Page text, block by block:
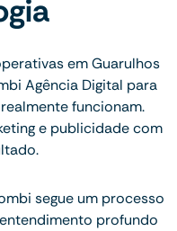
em Guarulhos
Agência Digital para
funcionam.
e publicidade com
segue um processo
profundo